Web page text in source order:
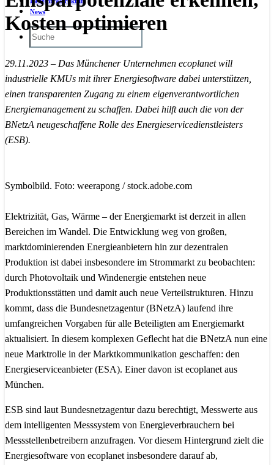
News
Kosten optimieren
29.11.2023 – Das Münchener Unternehmen ecoplanet will
industrielle KMUs mit ihrer Energiesoftware dabei unterstützen,
einen transparenten Zugang zu einem eigenverantwortlichen
Energiemanagement zu schaffen. Dabei hilft auch die von der
BNetzA neugeschaffene Rolle des Energieservicedienstleisters
(ESB).
Symbolbild. Foto: weerapong / stock.adobe.com
Elektrizität, Gas, Wärme – der Energiemarkt ist derzeit in allen
Bereichen im Wandel. Die Entwicklung weg von großen,
marktdominierenden Energieanbietern hin zur dezentralen
Produktion ist dabei insbesondere im Strommarkt zu beobachten:
durch Photovoltaik und Windenergie entstehen neue
Produktionsstätten und damit auch neue Verteilstrukturen. Hinzu
kommt, dass die Bundesnetzagentur (BNetzA) laufend ihre
umfangreichen Vorgaben für alle Beteiligten am Energiemarkt
aktualisiert. In diesem komplexen Geflecht hat die BNetzA nun eine
neue Marktrolle in der Marktkommunikation geschaffen: den
Energieserviceanbieter (ESA). Einer davon ist ecoplanet aus
München.
ESB sind laut Bundesnetzagentur dazu berechtigt, Messwerte aus
dem intelligenten Messsystem von Energieverbrauchern bei
Messstellenbetreibern anzufragen. Vor diesem Hintergrund zielt die
Energiesoftware von ecoplanet insbesondere darauf ab,